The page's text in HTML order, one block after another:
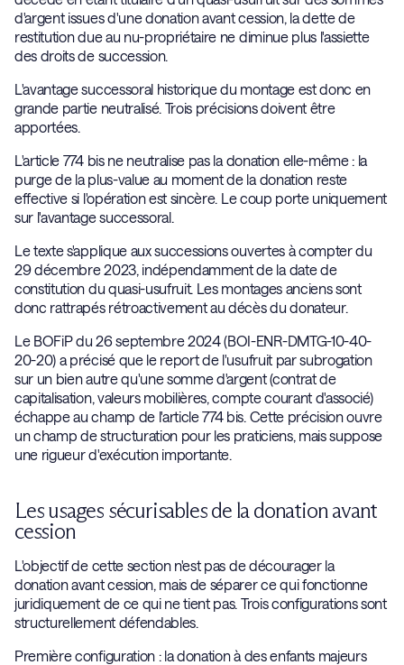
d'argent issues d'une donation avant cession, la dette de
restitution due au nu-propriétaire ne diminue plus l'assiette
des droits de succession.
L'avantage successoral historique du montage est donc en
grande partie neutralisé. Trois précisions doivent être
apportées.
L'article 774 bis ne neutralise pas la donation elle-même : la
purge de la plus-value au moment de la donation reste
effective si l'opération est sincère. Le coup porte uniquement
sur l'avantage successoral.
Le texte s'applique aux successions ouvertes à compter du
29 décembre 2023, indépendamment de la date de
constitution du quasi-usufruit. Les montages anciens sont
donc rattrapés rétroactivement au décès du donateur.
Le BOFiP du 26 septembre 2024 (BOI-ENR-DMTG-10-40-
20-20) a précisé que le report de l'usufruit par subrogation
sur un bien autre qu'une somme d'argent (contrat de
capitalisation, valeurs mobilières, compte courant d'associé)
échappe au champ de l'article 774 bis. Cette précision ouvre
un champ de structuration pour les praticiens, mais suppose
une rigueur d'exécution importante.
Les usages sécurisables de la donation avant
cession
L'objectif de cette section n'est pas de décourager la
donation avant cession, mais de séparer ce qui fonctionne
juridiquement de ce qui ne tient pas. Trois configurations sont
structurellement défendables.
Première configuration : la donation à des enfants majeurs